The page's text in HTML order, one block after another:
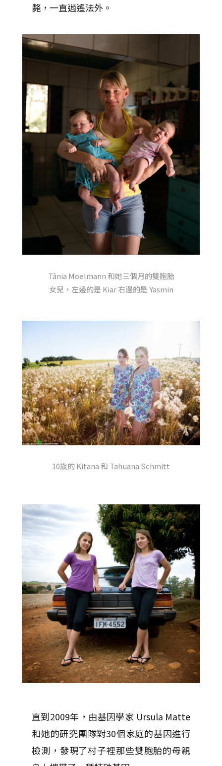
斃，一直逍遙法外。
Tânia Moelmann 和她三個月的雙胞胎
女兒，左邊的是 Kiar 右邊的是 Yasmin
10歲的 Kitana 和 Tahuana Schmitt
直到2009年，由基因學家 Ursula Matte
和她的研究團隊對30個家庭的基因進行
檢測，發現了村子裡那些雙胞胎的母親